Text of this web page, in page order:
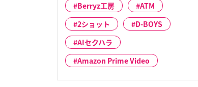
Berryz工房
ATM
2ショット
D-BOYS
AIセクハラ
Amazon Prime Video